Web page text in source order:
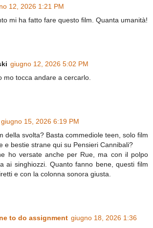
12, 2026 1:21 PM
mi ha fatto fare questo film. Quanta umanità!
giugno 12, 2026 5:02 PM
mo tocca andare a cercarlo.
giugno 15, 2026 6:19 PM
della svolta? Basta commediole teen, solo film
e bestie strane qui su Pensieri Cannibali?
ho versate anche per Rue, ma con il polpo
ai singhiozzi. Quanto fanno bene, questi film
e con la colonna sonora giusta.
to do assignment giugno 18, 2026 1:36